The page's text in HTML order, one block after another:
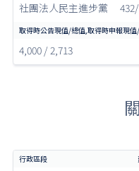
社團法人民主進步黨
4,000 / 2,713